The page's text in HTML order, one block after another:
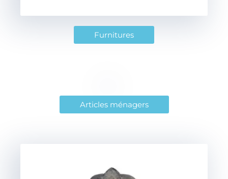
Furnitures
Articles ménagers